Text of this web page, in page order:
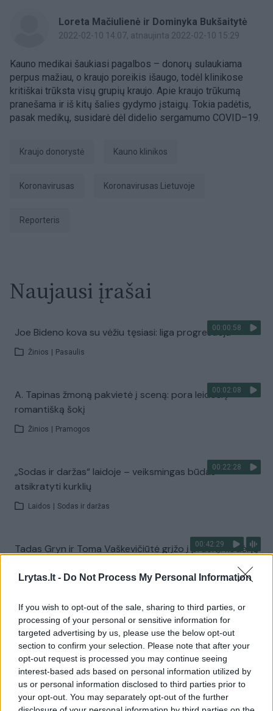
Lrytas.lt - Do Not Process My Personal Information
If you wish to opt-out of the sale, sharing to third parties, or
processing of your personal or sensitive information for
targeted advertising by us, please use the below opt-out
section to confirm your selection. Please note that after your
opt-out request is processed you may continue seeing
interest-based ads based on personal information utilized by
us or personal information disclosed to third parties prior to
your opt-out. You may separately opt-out of the further
Loreta Mačiulienė ir Dominyka Bukšaitytė
2022-02-10 14:07, atnaujinta 2022-02-10 15:29
Kauno medikai šaukiasi pagalbos – donorų sulaukiama
perpus mažiau, o kraujo poreikis išaugo, todėl klinikose
kritiškai trūksta visų grupių kraujo. Apie kraujo trūkumą
pranešama ir iš kitų šalies gydymo įstaigų. Tokia padėtis,
pasak medikų, susidarė dėl didelio sergamumo COVID–19.
kraujo donorystė Kauno klinikos
koronavirusas Koronavirusas Lietuvoje
Reporteris
Naujausi įrašai
00:00:58
Joe Bideno kova su vėžiu tęsiasi: liga progresuoja
Žinios Pasaulis
00:02:08
A. Tapinas žmoną pakvietė į sceną: pora leidosi į
romantišką šokį
Žinios Pramogos
00:22:28
„Sodas ir daržas“ laidoje – veiksmingas būdas
atsikratyti kurklių
Laidos Sodas ir daržas
00:42:29
Tadas Gryn ir Toma Vaškevičiūtė grįžo į praeitį: kodėl jų
Žinios | Lietuvos diena
Visi įrašai
Žiūrimiausi įrašai